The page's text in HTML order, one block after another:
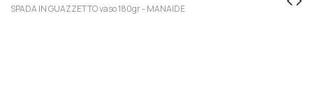
SPADA IN GUAZZETTO vaso 180gr - MANAIDE